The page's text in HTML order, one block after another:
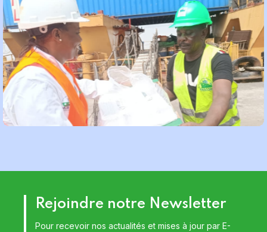
Rejoindre notre Newsletter
Pour recevoir nos actualités et mises à jour par E-